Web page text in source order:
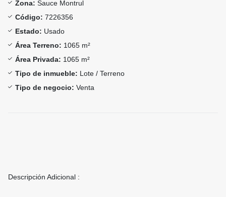
Zona: Sauce Montrul
Código: 7226356
Estado: Usado
Área Terreno: 1065 m²
Área Privada: 1065 m²
Tipo de inmueble: Lote / Terreno
Tipo de negocio: Venta
Descripción Adicional :